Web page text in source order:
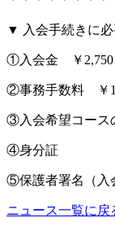
▼ 入会手続きに
①入会金 ￥2,750
②事務手数料 ￥
③入会希望コース
④身分証
⑤保護者署名（入
ニュース一覧に戻